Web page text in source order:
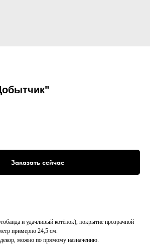
Заказать сейчас
и удачливый котёнок), покрытие прозрачной
примерно 24,5 см.
можно по прямому назначению.